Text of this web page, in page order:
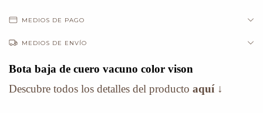
MEDIOS DE PAGO
MEDIOS DE ENVÍO
Bota baja de cuero vacuno color vison
Descubre todos los detalles del producto aquí ↓